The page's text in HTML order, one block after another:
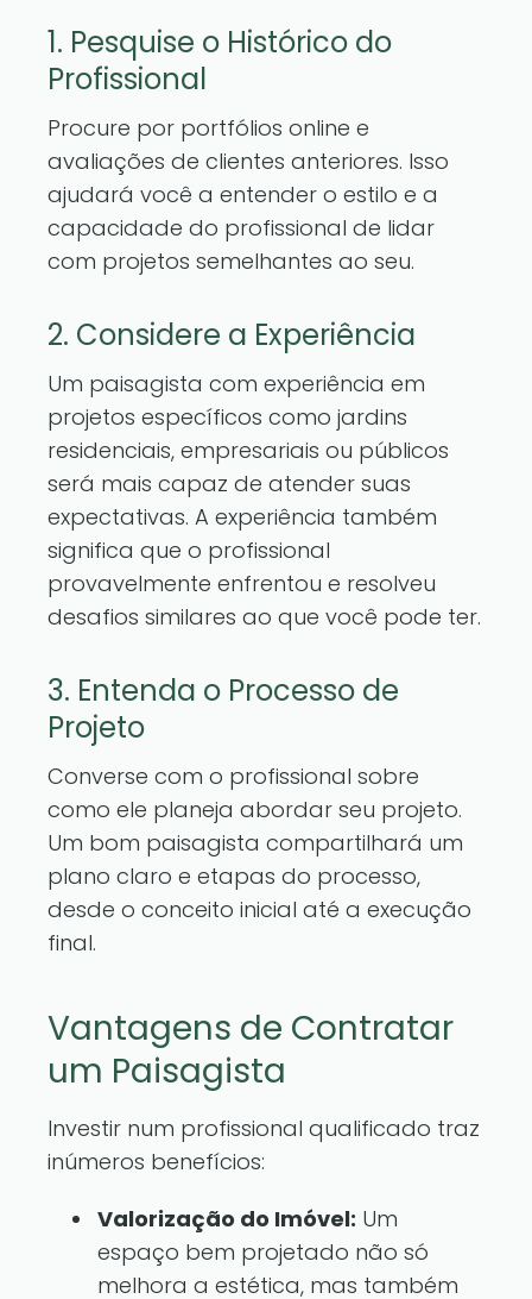
1. Pesquise o Histórico do
Profissional
Procure por portfólios online e
avaliações de clientes anteriores. Isso
ajudará você a entender o estilo e a
capacidade do profissional de lidar
com projetos semelhantes ao seu.
2. Considere a Experiência
Um paisagista com experiência em
projetos específicos como jardins
residenciais, empresariais ou públicos
será mais capaz de atender suas
expectativas. A experiência também
significa que o profissional
provavelmente enfrentou e resolveu
desafios similares ao que você pode ter.
3. Entenda o Processo de
Projeto
Converse com o profissional sobre
como ele planeja abordar seu projeto.
Um bom paisagista compartilhará um
plano claro e etapas do processo,
desde o conceito inicial até a execução
final.
Vantagens de Contratar
um Paisagista
Investir num profissional qualificado traz
inúmeros benefícios:
Valorização do Imóvel: Um
espaço bem projetado não só
melhora a estética, mas também